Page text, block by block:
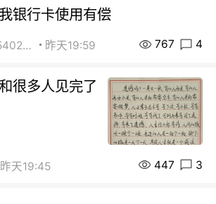
银行卡使用有偿
街友15402223 昨天19:59 767 4
很多人见完了
昨天19:45 447 3